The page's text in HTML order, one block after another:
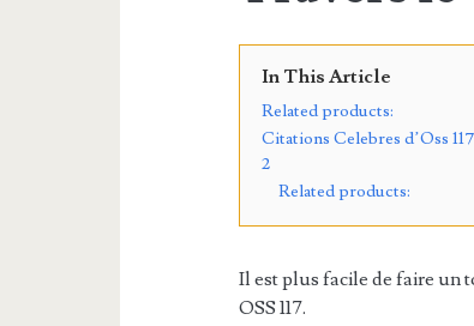
In This Article
Related products:
Citations Celebres d’Oss
2
Related products:
Il est plus facile de faire un
OSS 117.